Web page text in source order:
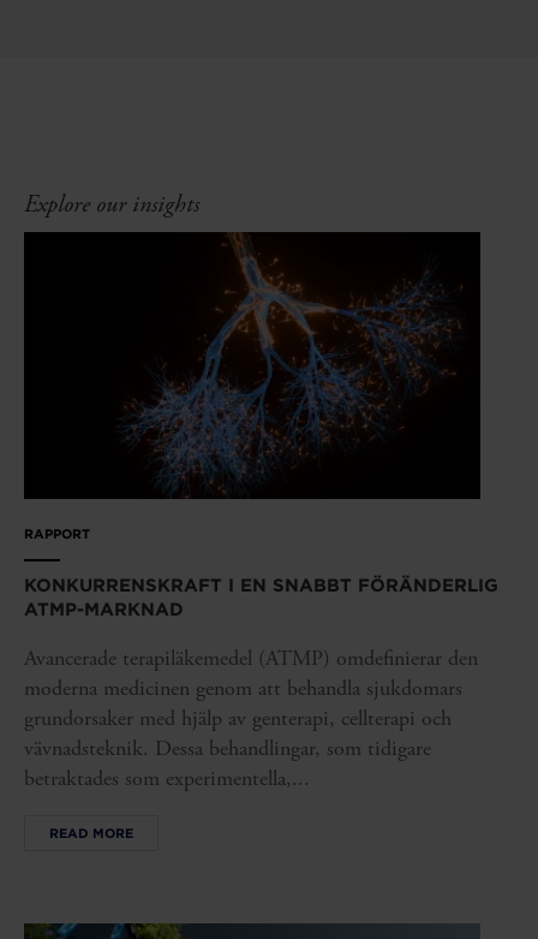
Explore our insights
RAPPORT
KONKURRENSKRAFT I EN SNABBT FÖRÄNDERLIG
ATMP-MARKNAD
Avancerade terapiläkemedel (ATMP) omdefinierar den
moderna medicinen genom att behandla sjukdomars
grundorsaker med hjälp av genterapi, cellterapi och
vävnadsteknik. Dessa behandlingar, som tidigare
betraktades som experimentella,...
READ MORE